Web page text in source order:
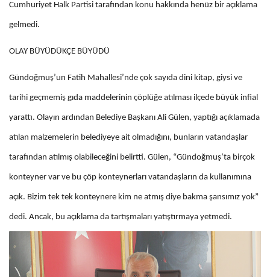
Cumhuriyet Halk Partisi tarafından konu hakkında henüz bir açıklama
gelmedi.
OLAY BÜYÜDÜKÇE BÜYÜDÜ
Gündoğmuş’un Fatih Mahallesi’nde çok sayıda dini kitap, giysi ve
tarihi geçmemiş gıda maddelerinin çöplüğe atılması ilçede büyük infial
yarattı. Olayın ardından Belediye Başkanı Ali Gülen, yaptığı açıklamada
atılan malzemelerin belediyeye ait olmadığını, bunların vatandaşlar
tarafından atılmış olabileceğini belirtti. Gülen, “Gündoğmuş’ta birçok
konteyner var ve bu çöp konteynerları vatandaşların da kullanımına
açık. Bizim tek tek konteynere kim ne atmış diye bakma şansımız yok”
dedi. Ancak, bu açıklama da tartışmaları yatıştırmaya yetmedi.